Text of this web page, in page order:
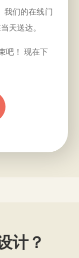
我们的在线门
天送达。
吧！ 现在下
计？